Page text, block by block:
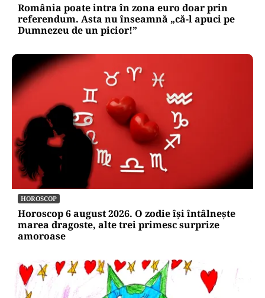
România poate intra în zona euro doar prin
referendum. Asta nu înseamnă „că-l apuci pe
Dumnezeu de un picior!”
HOROSCOP
Horoscop 6 august 2026. O zodie își întâlnește
marea dragoste, alte trei primesc surprize
amoroase